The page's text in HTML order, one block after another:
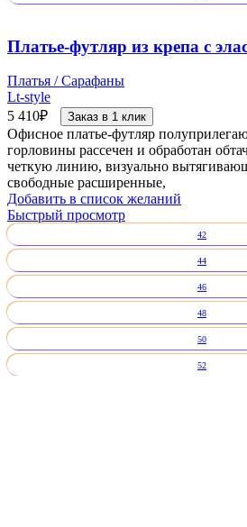
Платье-футляр из крепа с
Платья / Сарафаны
Lt-style
5 410₽ Заказ в 1 клик
Офисное платье-футляр
горловины рассечен и обработан
четкую линию, визуально
свободные расширенные,
Добавить в список желаний
Быстрый просмотр
42
44
46
48
50
52